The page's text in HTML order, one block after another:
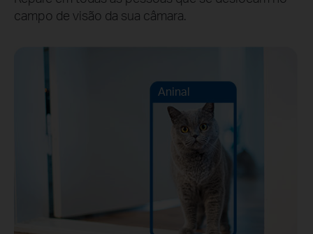
campo de visão da sua câmara.
Aninal